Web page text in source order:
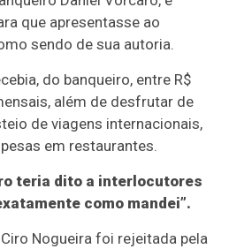
que apresentasse ao
sendo de sua autoria.
do banqueiro, entre R$
além de desfrutar de
de viagens internacionais,
em restaurantes.
teria dito a interlocutores
como mandei”.
Nogueira foi rejeitada pela